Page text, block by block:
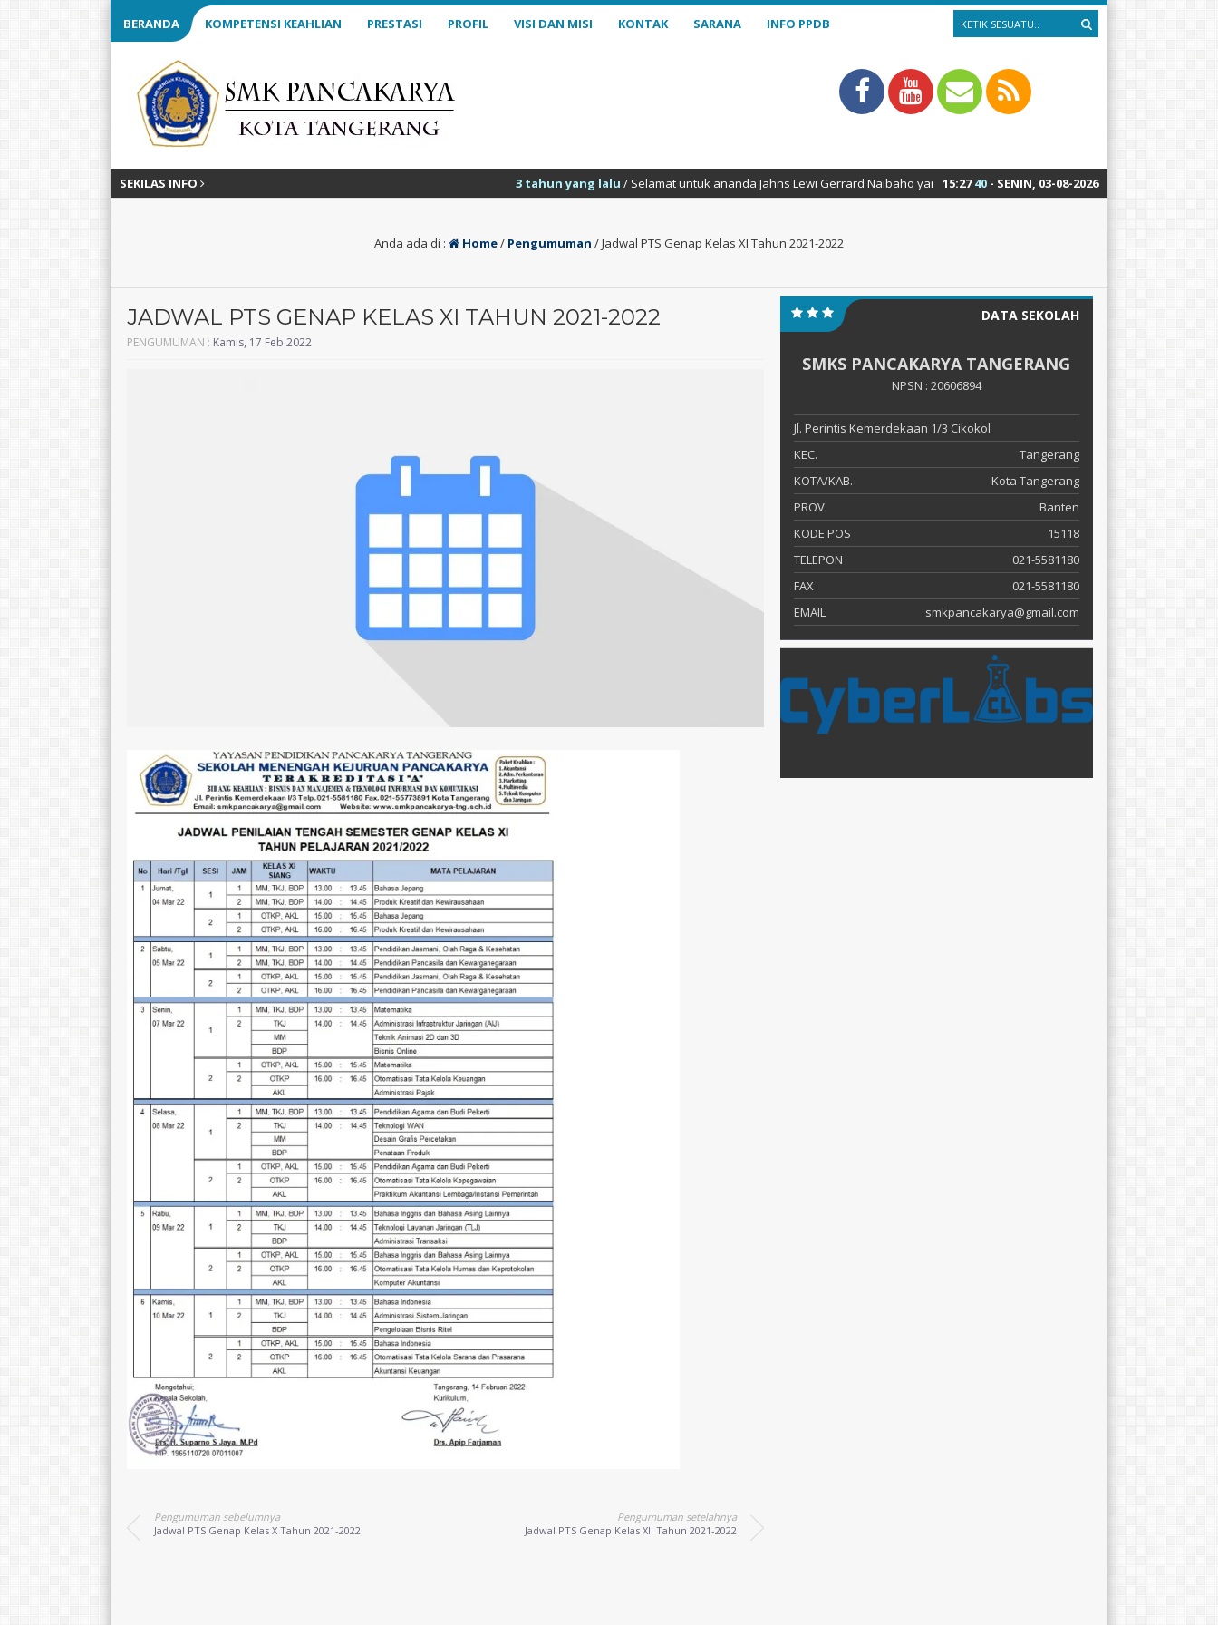
BERANDA KOMPETENSI KEAHLIAN PRESTASI PROFIL VISI DAN MISI KONTAK SARANA INFO PPDB
SEKILAS INFO 15:27 41 - SENIN, 03-08-2026
3 tahun yang lalu/ Selamat untuk ananda Jahns Lewi Gerrard Naibaho yang telah berhasil meraih medali emas pada LKS Nasional ke-
Anda ada di : Home/ Pengumuman /Jadwal PTS Genap Kelas XI Tahun 2021-2022
JADWAL PTS GENAP KELAS XI TAHUN 2021-2022
PENGUMUMAN : Kamis, 17 Feb 2022
Pengumuman sebelumnya
Jadwal PTS Genap Kelas X Tahun 2021-2022
Pengumuman setelahnya
Jadwal PTS Genap Kelas XII Tahun 2021-2022
DATA SEKOLAH
SMKS PANCAKARYA TANGERANG
NPSN : 20606894
Jl. Perintis Kemerdekaan 1/3 Cikokol
KEC.
Tangerang
KOTA/KAB.
Kota Tangerang
PROV.
Banten
KODE POS
15118
TELEPON
021-5581180
FAX
021-5581180
EMAIL
smkpancakarya@gmail.com